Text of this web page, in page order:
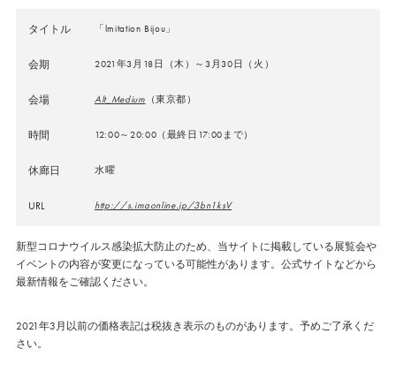
タイトル 「lmitation Bijou」
会期 2021年3月18日（木）～3月30日（火）
会場 Alt_Medium （東京都）
時間 12:00～20:00（最終日17:00まで）
休廊日 水曜
URL http://s.imaonline.jp/3bn1ksV
新型コロナウイルス感染拡大防止のため、当サイトに掲載している展覧会や
イベントの内容が変更になっている可能性があります。公式サイトなどから
最新情報をご確認ください。
2021年3月以前の価格表記は税抜き表示のものがあります。予めご了承くだ
さい。